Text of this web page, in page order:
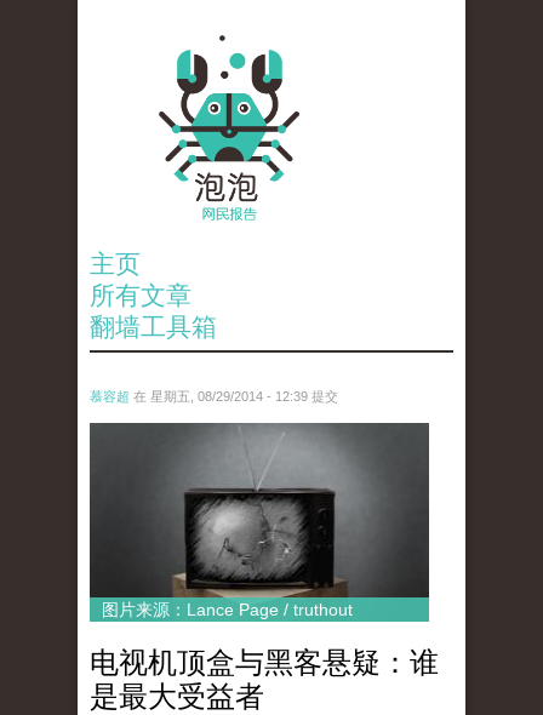
主页
所有文章
翻墙工具箱
慕容超 在 星期五, 08/29/2014 - 12:39 提交
4078179437_9b48292047_o.jpg
图片来源：Lance Page / truthout
电视机顶盒与黑客悬疑：谁
是最大受益者